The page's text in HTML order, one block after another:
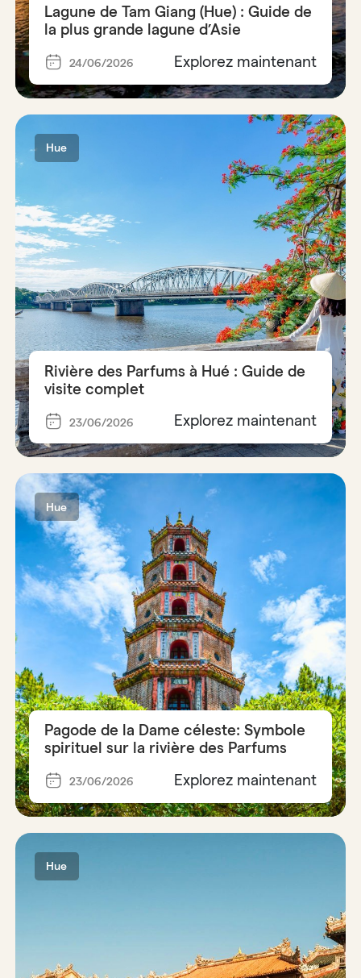
Lagune de Tam Giang (Hue) : Guide de
la plus grande lagune d’Asie
24/06/2026 Explorez maintenant
Hue
Rivière des Parfums à Hué : Guide de
visite complet
23/06/2026 Explorez maintenant
Hue
Pagode de la Dame céleste: Symbole
spirituel sur la rivière des Parfums
23/06/2026 Explorez maintenant
Hue